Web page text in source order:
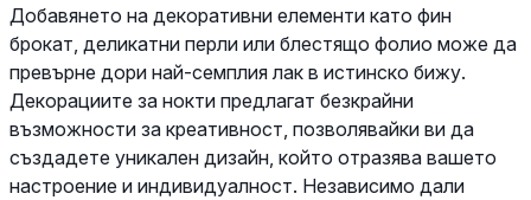
Добавянето на декоративни елементи като фин
брокат, деликатни перли или блестящо фолио може да
превърне дори най-семплия лак в истинско бижу.
Декорациите за нокти предлагат безкрайни
възможности за креативност, позволявайки ви да
създадете уникален дизайн, който отразява вашето
настроение и индивидуалност. Независимо дали